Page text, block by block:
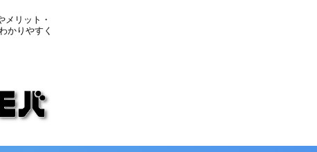
メリット・
かりやすく